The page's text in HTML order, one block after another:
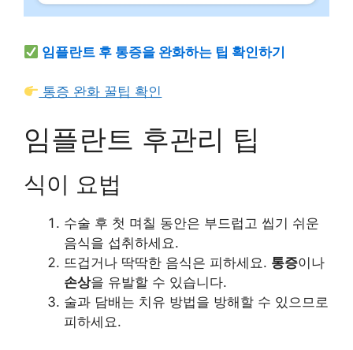
임플란트 후 통증을 완화하는 팁 확인하기
통증 완화 꿀팁 확인
임플란트 후관리 팁
식이 요법
수술 후 첫 며칠 동안은 부드럽고 씹기 쉬운
음식을 섭취하세요.
뜨겁거나 딱딱한 음식은 피하세요. 통증이나
손상을 유발할 수 있습니다.
술과 담배는 치유 방법을 방해할 수 있으므로
피하세요.